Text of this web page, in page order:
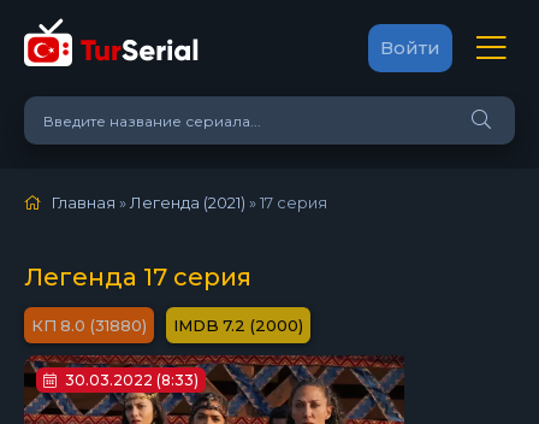
Войти
Главная » Легенда (2021) »17 серия
Легенда 17 серия
8.0 (31880) 7.2 (2000)
30.03.2022 (8:33)